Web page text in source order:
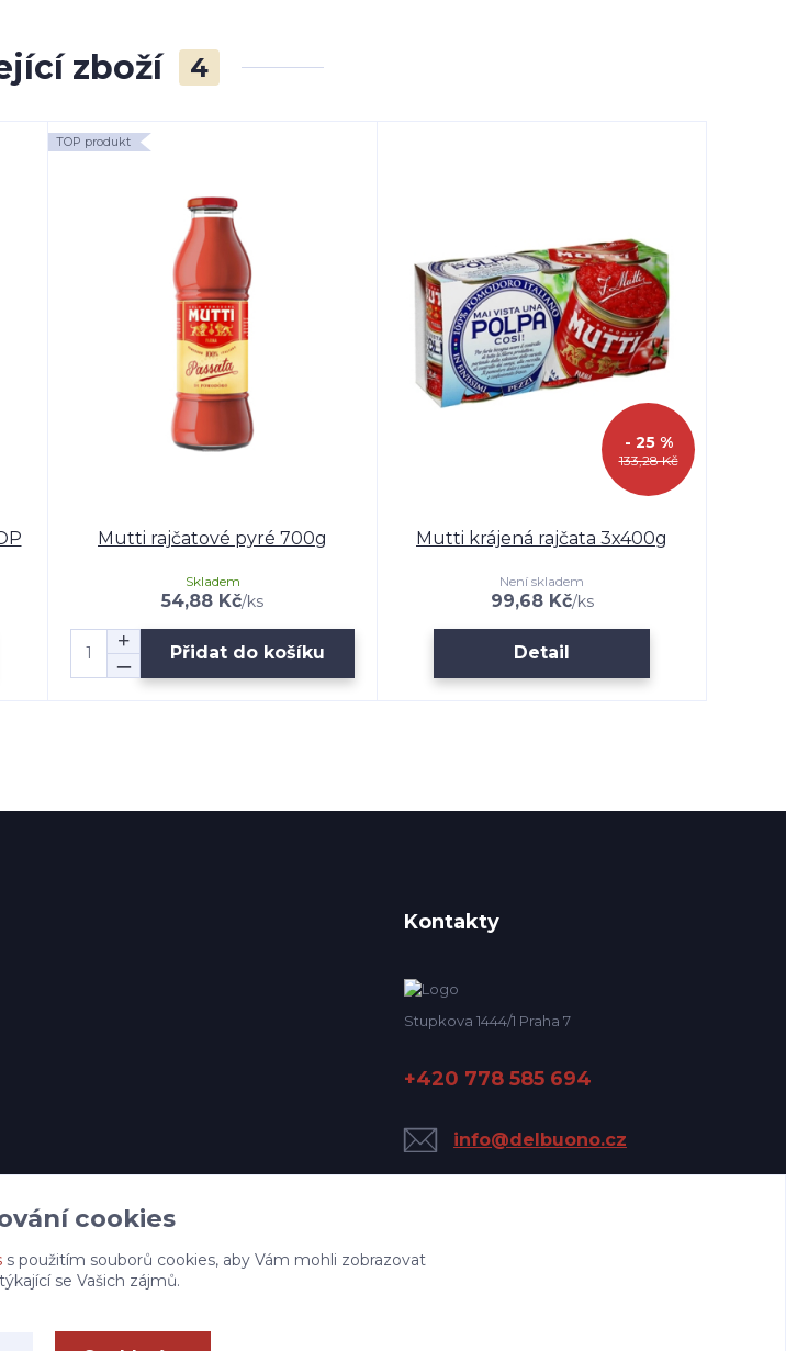
zboží 4
TOP produkt
Mutti rajčatové pyré 700g
54,88 Kč/ks
Skladem
Přidat do košíku
133,28 Kč
- 25 %
Mutti krájená rajčata 3x400g
99,68 Kč/ks
Není skladem
Detail
Kontakty
Stupkova 1444/1 Praha 7
+420 778 585 694
info@delbuono.cz
cookies
s použitím souborů cookies, aby Vám mohli zobrazovat
se Vašich zájmů.